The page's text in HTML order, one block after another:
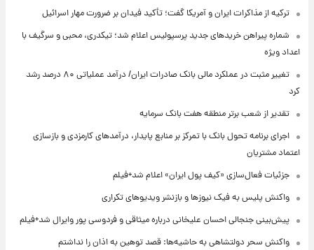
ترکیه از مذاکرات ایران و آمریکا گفت؛ تأکید فیدان بر ضرورت مهار اسرائیل
شماره پیراهن خریدهای جدید پرسپولیس اعلام شد؛ تیکدری، محبی و سرگیف با
اعداد ویژه
تغییر مثبت در عملکرد مالی بانک صادرات ایران/ درآمد عملیاتی ۸۰ درصد رشد
کرد
تقدیر از شعب برتر منطقه هفت بانک سرمایه
اجرای برنامه تحول بانک با تمرکز بر منابع پایدار، درآمدهای کارمزدی و بازسازی
اعتماد مشتریان
جزئیات فعال‌سازی «کیف پول ایران» اعلام شد+فیلم
واکنش پلیس به فیک نیوزها و بازنشر ویدیوهای تکراری
پیش‌بینی جنجالی احسان علیخانی درباره میثاقی و فردوسی پور وایرال شد+فیلم
واکنش سحر دولتشاهی به حاشیه‌ها: قصد توهین به اذان را نداشتم